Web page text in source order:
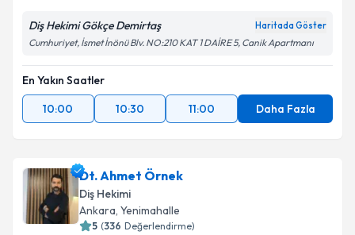
Diş Hekimi Gökçe Demirtaş Haritada Göster
Cumhuriyet, İsmet İnönü Blv. NO:210 KAT 1 DAİRE 5, Canik Apartmanı
En Yakın Saatler
10:00
10:30 11:00 Daha Fazla
Dt. Ahmet Örnek
Diş Hekimi
Ankara, Yenimahalle
5 (336 Değerlendirme)